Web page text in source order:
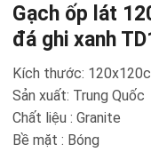
Gạch ốp lát
đá ghi xanh
Kích thước:
Sản xuất: Trung Quốc
Chất liệu : Granite
Bề mặt : Bóng